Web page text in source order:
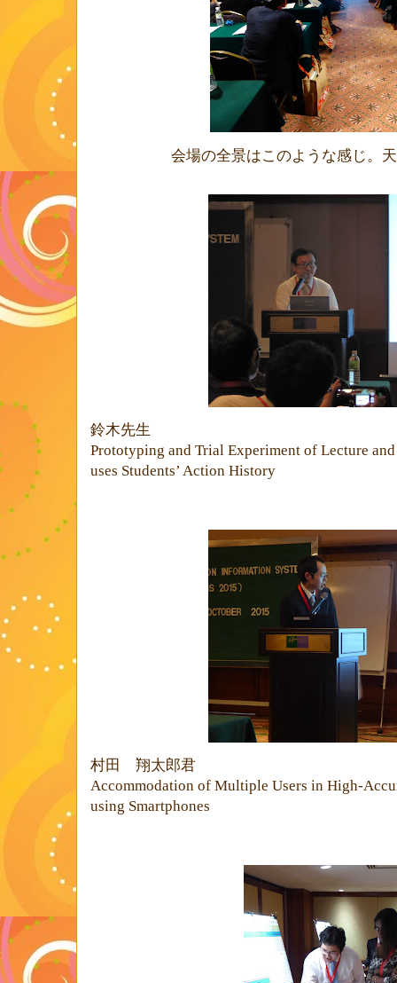
会場の全景はこのような感じ。
鈴木先生
Prototyping and Trial Experiment of Lecture
uses Students’ Action History
村田 翔太郎君
Accommodation of Multiple Users in High-
using Smartphones